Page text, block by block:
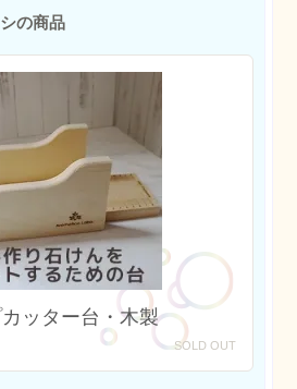
の商品
カッター台・木製
SOLD OUT